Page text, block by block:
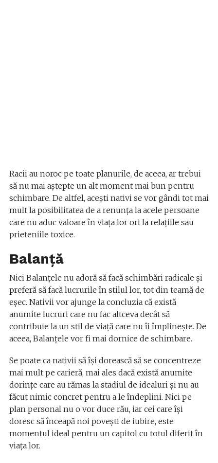
Racii au noroc pe toate planurile, de aceea, ar trebui
să nu mai aștepte un alt moment mai bun pentru
schimbare. De altfel, acești nativi se vor gândi tot mai
mult la posibilitatea de a renunța la acele persoane
care nu aduc valoare în viața lor ori la relațiile sau
prieteniile toxice.
Balanță
Nici Balanțele nu adoră să facă schimbări radicale și
preferă să facă lucrurile în stilul lor, tot din teamă de
eșec. Nativii vor ajunge la concluzia că există
anumite lucruri care nu fac altceva decât să
contribuie la un stil de viață care nu îi împlinește. De
aceea, Balanțele vor fi mai dornice de schimbare.
Se poate ca nativii să își dorească să se concentreze
mai mult pe carieră, mai ales dacă există anumite
dorințe care au rămas la stadiul de idealuri și nu au
făcut nimic concret pentru a le îndeplini. Nici pe
plan personal nu o vor duce rău, iar cei care își
doresc să înceapă noi povești de iubire, este
momentul ideal pentru un capitol cu totul diferit în
viața lor.